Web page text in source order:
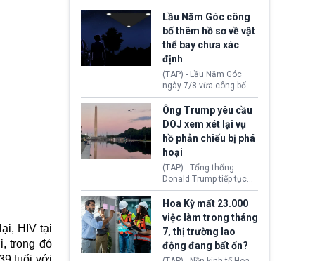
HIV tại
trong đó
mặt trời nội địa trước sự
thống trị của Trung
Quốc.
vừa phán quyết, chính
quyền Tổng thống
Donald Trump không có
quyền tự ý xây phòng
khiêu vũ mới rộng
khoảng 90.000 feet
vuông tại khu vực Cánh
Đông Nhà Trắng.
Lầu Năm Góc công
bố thêm hồ sơ về vật
thể bay chưa xác
định
(TAP) - Lầu Năm Góc
ngày 7/8 vừa công bố
thêm 41 hồ sơ liên quan
đến UFO hay còn được
gọi là hiện tượng bất
thường chưa xác định
(UAP). Những tài liệu này
bao gồm hình ảnh,
video, báo cáo từ nhiều
cơ quan khác nhau như
Cục Điều tra Liên bang
(FBI), Cơ quan Tình báo
Trung ương (CIA) và Bộ
Ngoại giao (DOS).
Ông Trump yêu cầu
DOJ xem xét lại vụ
hồ phản chiếu bị phá
hoại
(TAP) - Tổng thống
Donald Trump tiếp tục
cho rằng, hồ phản chiếu
trước Đài tưởng niệm
Lincoln bị phá hoại. Lãnh
đạo Nhà Trắng yêu cầu
Bộ Tư pháp (DOJ) xem
xét lại quyết định hủy
truy tố những cá nhân bị
Hoa Kỳ mất 23.000
việc làm trong tháng
7, thị trường lao
động đang bất ổn?